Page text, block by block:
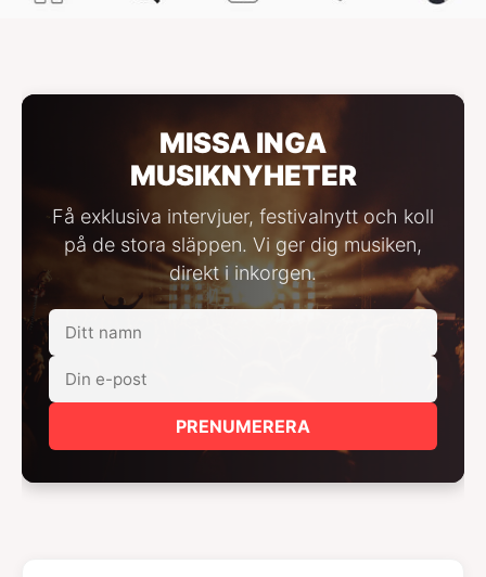
MISSA INGA
MUSIKNYHETER
Få exklusiva intervjuer, festivalnytt och koll
på de stora släppen. Vi ger dig musiken,
direkt i inkorgen.
PRENUMERERA